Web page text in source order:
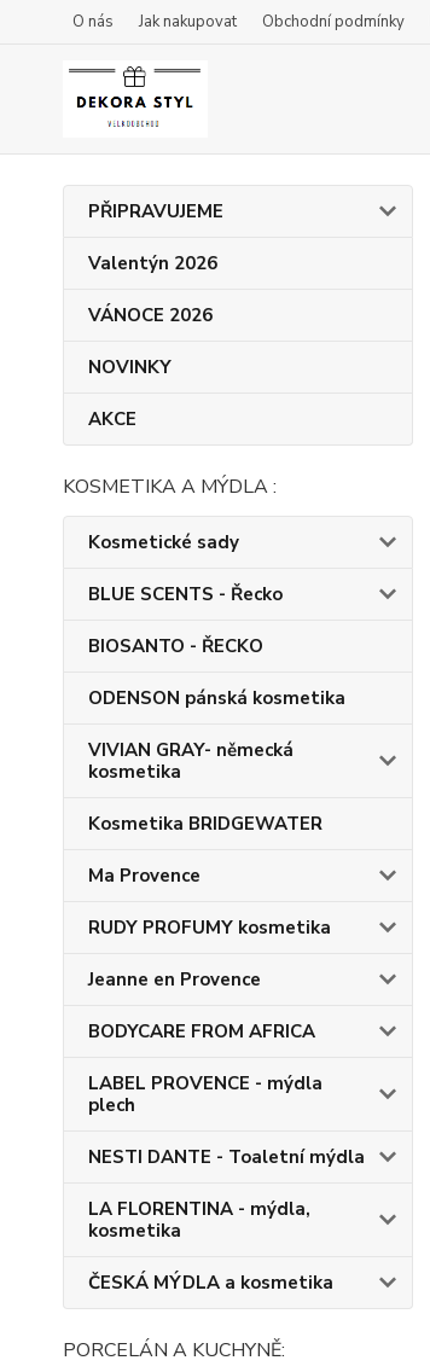
O nás Jak nakupovat Obchodní podmínky
PŘIPRAVUJEME
Valentýn 2026
VÁNOCE 2026
NOVINKY
AKCE
KOSMETIKA A MÝDLA :
Kosmetické sady
BLUE SCENTS - Řecko
BIOSANTO - ŘECKO
ODENSON pánská kosmetika
VIVIAN GRAY- německá
kosmetika
Kosmetika BRIDGEWATER
Ma Provence
RUDY PROFUMY kosmetika
Jeanne en Provence
BODYCARE FROM AFRICA
LABEL PROVENCE - mýdla
plech
NESTI DANTE - Toaletní mýdla
LA FLORENTINA - mýdla,
kosmetika
ČESKÁ MÝDLA a kosmetika
PORCELÁN A KUCHYNĚ: